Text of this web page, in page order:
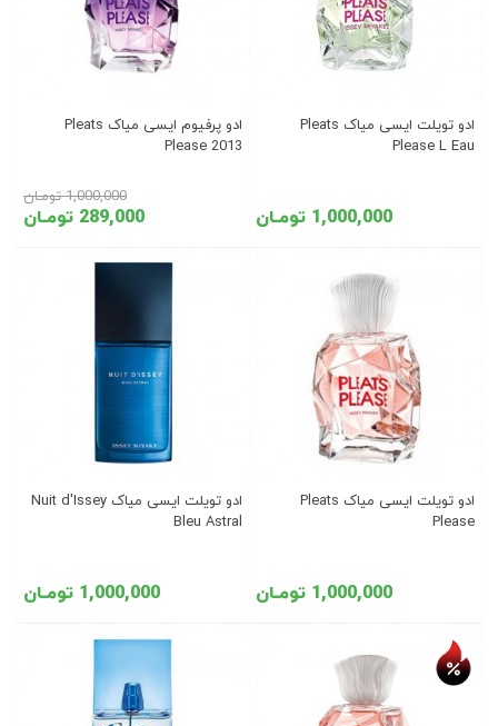
ادو تویلت ایسی میاک Pleats
Please L Eau
1,000,000 تومـان
ادو پرفیوم ایسی میاک Pleats
Please 2013
289,000 تومـان
1,000,000 تومـان
ادو تویلت ایسی میاک Pleats
Please
1,000,000 تومـان
ادو تویلت ایسی میاک Nuit d'Issey
Bleu Astral
1,000,000 تومـان